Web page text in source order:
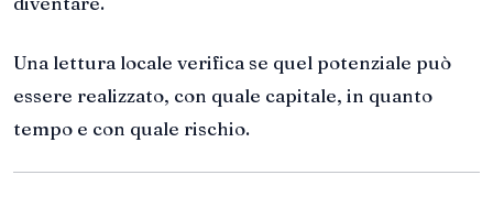
Una lettura locale verifica se quel potenziale può
essere realizzato, con quale capitale, in quanto
tempo e con quale rischio.